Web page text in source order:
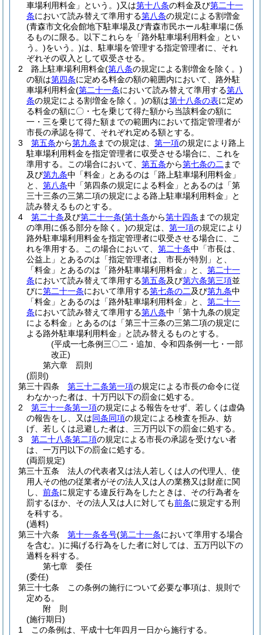
車場利用料金」という。)又は第十八条の料金及び第二十一
条において読み替えて準用する第八条の規定による割増金
(青森市文化会館地下駐車場及び青森市民ホール駐車場に係
るものに限る。以下これらを「路外駐車場利用料金」とい
う。)をいう。)は、駐車場を管理する指定管理者に、それ
ぞれその収入として収受させる。
2
路上駐車場利用料金(第八条の規定による割増金を除く。)
の額は第四条に定める料金の額の範囲内において、路外駐
車場利用料金(第二十一条において読み替えて準用する第八
条の規定による割増金を除く。)の額は第十八条の表に定め
る料金の額に〇・七を乗じて得た額から当該料金の額に
一・三を乗じて得た額までの範囲内において指定管理者が
市長の承認を得て、それぞれ定める額とする。
3
第五条から第九条 までの規定は、 第一項の規定により路上
駐車場利用料金を指定管理者に収受させる場合に、これを
準用する。
この場合において、 第五条から第七条の二 まで
及び第九条中「料金」とあるのは「路上駐車場利用料金」
と、 第八条中「第四条の規定による料金」とあるのは「第
三十三条の三第二項の規定による路上駐車場利用料金」と
読み替えるものとする。
4
第二十条及び第二十一条(第十条から第十四条 までの規定
の準用に係る部分を除く。)の規定は、 第一項の規定により
路外駐車場利用料金を指定管理者に収受させる場合に、こ
れを準用する。
この場合において、 第二十条中「市長は、
公益上」とあるのは「指定管理者は、市長が特別」と、
「料金」とあるのは「路外駐車場利用料金」と、 第二十一
条において読み替えて準用する第五条及び第六条第三項並
びに第二十一条において準用する第七条の二及び第九条中
「料金」とあるのは「路外駐車場利用料金」と、 第二十一
条において読み替えて準用する第八条中「第十九条の規定
による料金」とあるのは「第三十三条の三第二項の規定に
よる路外駐車場利用料金」と読み替えるものとする。
(平成一七条例三〇二・追加、令和四条例一七・一部
改正)
第六章
罰則
(罰則)
第三十四条
第三十二条第一項の規定による市長の命令に従
わなかった者は、十万円以下の罰金に処する。
2
第三十一条第一項の規定による報告をせず、若しくは虚偽
の報告をし、又は同条同項の規定による検査を拒み、妨
げ、若しくは忌避した者は、三万円以下の罰金に処する。
3
第二十八条第二項の規定による市長の承認を受けない者
は、一万円以下の罰金に処する。
(両罰規定)
第三十五条
法人の代表者又は法人若しくは人の代理人、使
用人その他の従業者がその法人又は人の業務又は財産に関
し、 前条に規定する違反行為をしたときは、その行為者を
罰するほか、その法人又は人に対しても前条に規定する刑
を科する。
(過料)
第三十六条
第十一条各号(第二十一条において準用する場合
を含む。)に掲げる行為をした者に対しては、五万円以下の
過料を科する。
第七章
委任
(委任)
第三十七条
この条例の施行について必要な事項は、規則で
定める。
附 則
(施行期日)
1
この条例は、平成十七年四月一日から施行する。